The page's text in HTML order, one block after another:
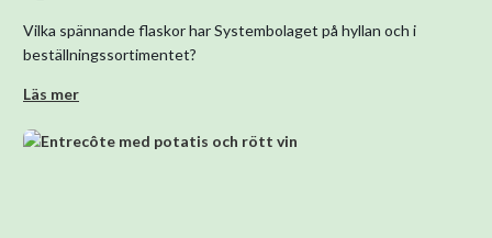
Vilka spännande flaskor har Systembolaget på hyllan och i
beställningssortimentet?
Läs mer